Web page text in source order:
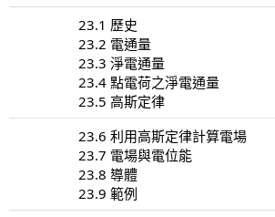
23.1 歷史
23.2 電通量
23.3 淨電通量
23.4 點電荷之淨電通量
23.5 高斯定律
23.6 利用高斯定律計算電場
23.7 電場與電位能
23.8 導體
23.9 範例